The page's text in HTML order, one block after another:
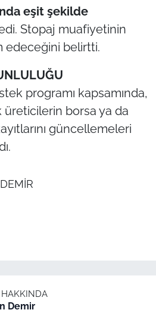
eşit şekilde
Stopaj muafiyetinin
edeceğini belirtti.
programı kapsamında,
üreticilerin borsa ya da
güncellemeleri
HAKKINDA
Demir